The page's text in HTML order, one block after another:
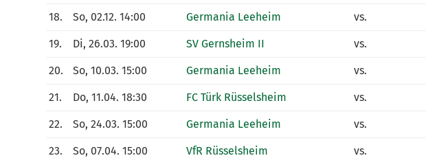
18. So, 02.12. 14:00 Germania Leeheim vs.
19. Di, 26.03. 19:00 SV Gernsheim II vs.
20. So, 10.03. 15:00 Germania Leeheim vs.
21. Do, 11.04. 18:30 FC Türk Rüsselsheim vs.
22. So, 24.03. 15:00 Germania Leeheim vs.
23. So, 07.04. 15:00 VfR Rüsselsheim vs.